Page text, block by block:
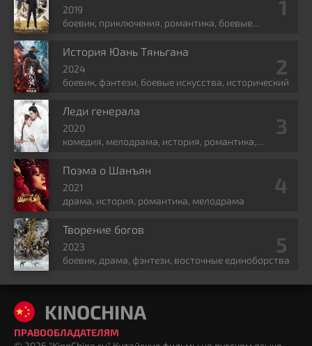
2019
боевик, приключения, романтика, боевые
История Юань Тяньгана
2024
боевик, фэнтези, боевые искусства, исторический
Леди генерала
2020
комедия, мелодрама, история, романтика,
Поэма о Шанъян
2021
драма, история, романтика, мелодрама
Творение богов
2023
боевик, драма, фэнтези, восточные единоборства
KINOCHINA
ПРАВООБЛАДАТЕЛЯМ